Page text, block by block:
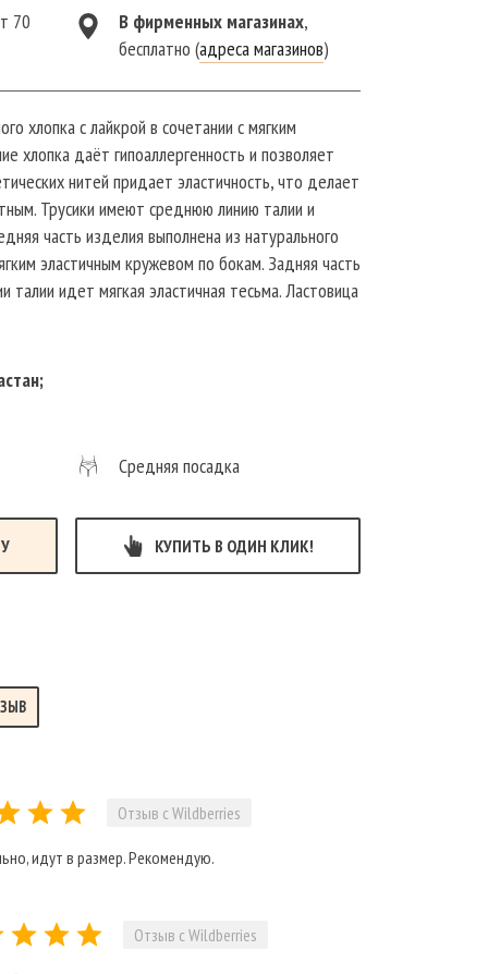
70
В фирменныx магазинах,
бесплатно (адреса магазинов)
хлопка с лайкрой в сочетании с мягким
хлопка даёт гипоаллергенность и позволяет
нитей придает эластичность, что делает
Трусики имеют среднюю линию талии и
часть изделия выполнена из натурального
эластичным кружевом по бокам. Задняя часть
талии идет мягкая эластичная тесьма. Ластовица
не боится многократных стирок. Со
танцев, фитнеса, гимнастики, активного
и после родов.
Средняя посадка
КУПИТЬ В ОДИН КЛИК!
Отзыв с Wildberries
идут в размер. Рекомендую.
Отзыв с Wildberries